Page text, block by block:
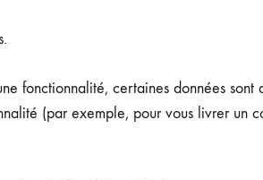
fonctionnalité, certaines données sont
(par exemple, pour vous livrer un